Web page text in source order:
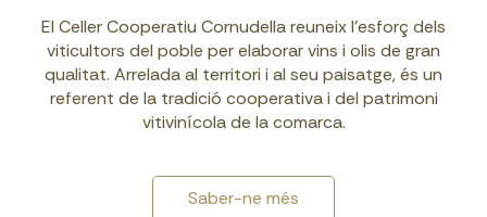
El Celler Cooperatiu Cornudella reuneix l’esforç dels
viticultors del poble per elaborar vins i olis de gran
qualitat. Arrelada al territori i al seu paisatge, és un
referent de la tradició cooperativa i del patrimoni
vitivinícola de la comarca.
Saber-ne més